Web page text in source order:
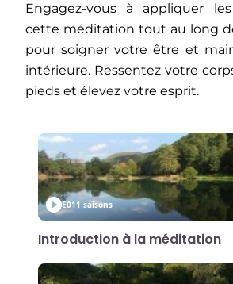
Engagez-vous à appliquer
cette méditation tout au long
pour soigner votre être et
intérieure. Ressentez votre
pieds et élevez votre esprit.
E011 saisons
Introduction à la méditation